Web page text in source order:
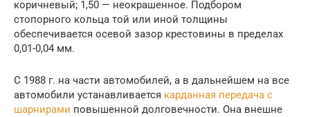
коричневый; 1,50 — неокрашенное. Подбором
стопорного кольца той или иной толщины
обеспечивается осевой зазор крестовины в пределах
0,01-0,04 мм.
С 1988 г. на части автомобилей, а в дальнейшем на все
автомобили устанавливается карданная передача с
шарнирами повышенной долговечности. Она внешне